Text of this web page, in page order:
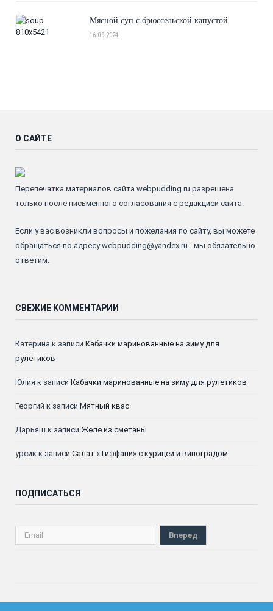
Мясной суп с брюссельской капустой
16.09.2024
О САЙТЕ
Перепечатка материалов сайта webpudding.ru разрешена
только после письменного согласования с редакцией сайта.
Если у вас возникли вопросы и пожелания по сайту, вы можете
обращаться по адресу webpudding@yandex.ru - мы обязательно
ответим.
СВЕЖИЕ КОММЕНТАРИИ
Катерина к записи Кабачки маринованные на зиму для
рулетиков
Юлия к записи Кабачки маринованные на зиму для рулетиков
Георгий к записи Мятный квас
Дарьяш к записи Желе из сметаны
урсик к записи Салат «Тиффани» с курицей и виноградом
ПОДПИСАТЬСЯ